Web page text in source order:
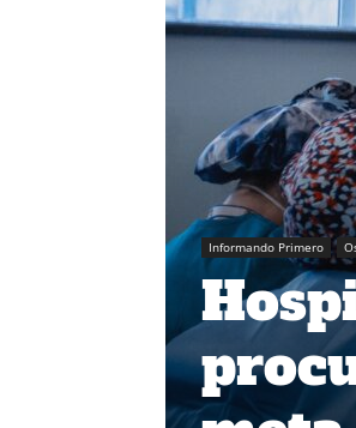
Informando Primero